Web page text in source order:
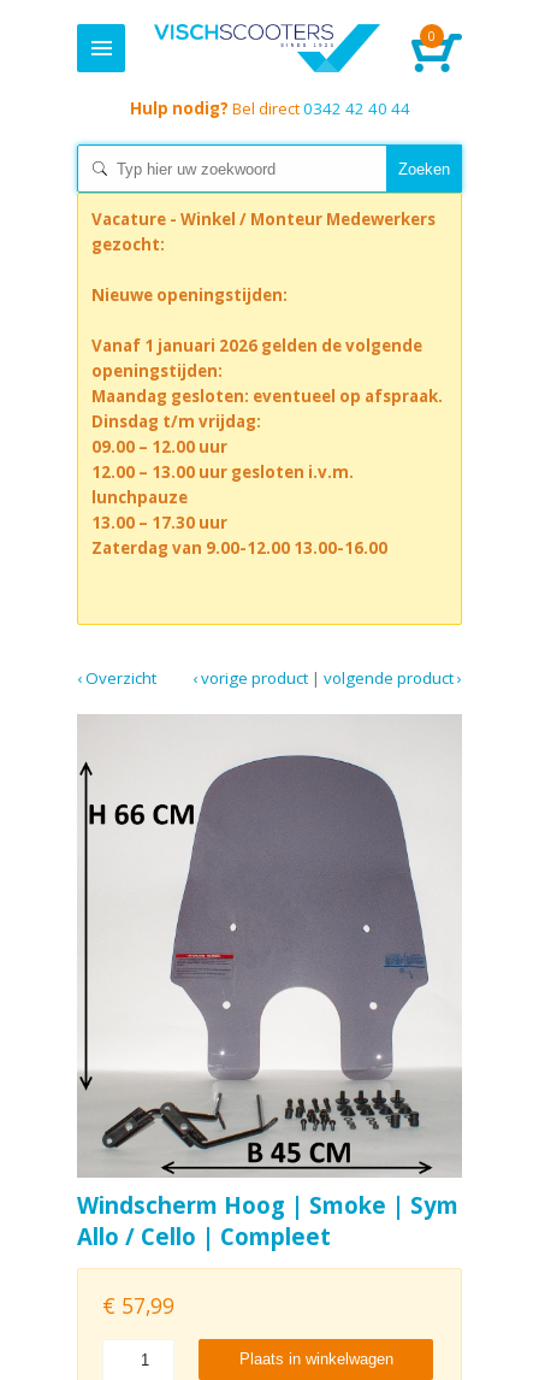
0
Hulp nodig? Bel direct0342 42 40 44
Vacature - Winkel / Monteur Medewerkers
gezocht:
Nieuwe openingstijden:
Vanaf 1 januari 2026 gelden de volgende
openingstijden:
Maandag gesloten: eventueel op afspraak.
Dinsdag t/m vrijdag:
09.00 – 12.00 uur
12.00 – 13.00 uur gesloten i.v.m.
lunchpauze
13.00 – 17.30 uur
Zaterdag van 9.00-12.00 13.00-16.00
‹ Overzicht volgende product ›
|
‹ vorige product
Windscherm Hoog | Smoke | Sym
Allo / Cello | Compleet
€ 57,99
Plaats in winkelwagen